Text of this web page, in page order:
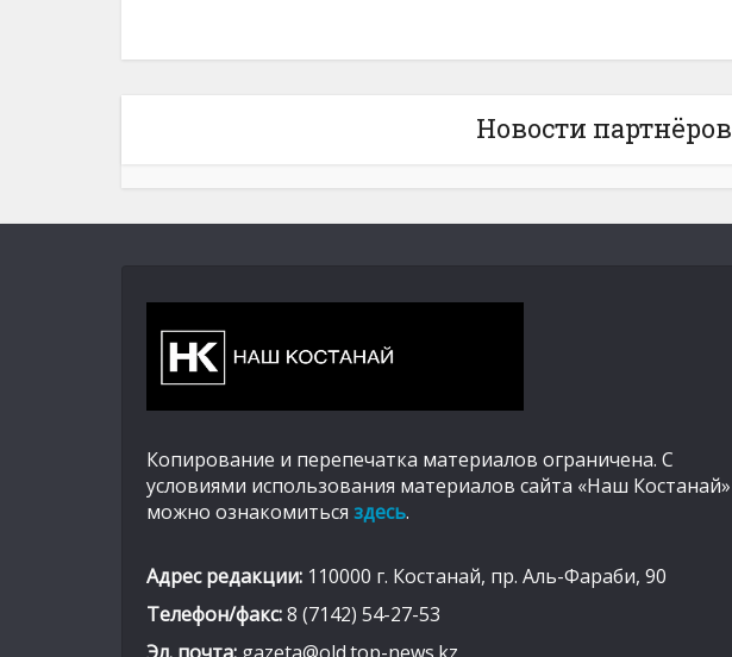
Новости партнёров
Копирование и перепечатка материалов ограничена. С
условиями использования материалов сайта «Наш Костанай»
можно ознакомиться здесь.
Адрес редакции: 110000 г. Костанай, пр. Аль-Фараби, 90
Телефон/факс:8 (7142) 54-27-53